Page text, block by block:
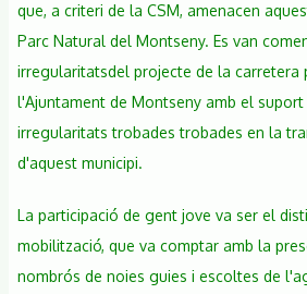
que, a criteri de la CSM, amenacen
Parc Natural del Montseny. Es van
irregularitatsdel projecte de la carretera
l'Ajuntament de Montseny amb el suport
irregularitats trobades trobades en la
d'aquest municipi.
La participació de gent jove va ser el
mobilització, que va comptar amb la
nombrós de noies guies i escoltes de